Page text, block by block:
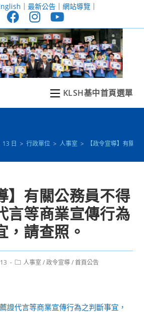
｜ 最新公告｜ 網站導覽｜
KLSH基中首頁選單
13 日 > 行政單位 > 人事室 > 【政令宣導】有關
】有關公務員不得
言等商業宣傳行為
，請查照。
Post人事室 / 政令宣導 / 首頁公告
證代言等商業宣傳行為之判斷事宜，